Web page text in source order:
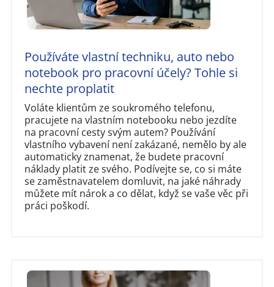
Používáte vlastní techniku, auto nebo
notebook pro pracovní účely? Tohle si
nechte proplatit
Voláte klientům ze soukromého telefonu,
pracujete na vlastním notebooku nebo jezdíte
na pracovní cesty svým autem? Používání
vlastního vybavení není zakázané, nemělo by ale
automaticky znamenat, že budete pracovní
náklady platit ze svého. Podívejte se, co si máte
se zaměstnavatelem domluvit, na jaké náhrady
můžete mít nárok a co dělat, když se vaše věc při
práci poškodí.